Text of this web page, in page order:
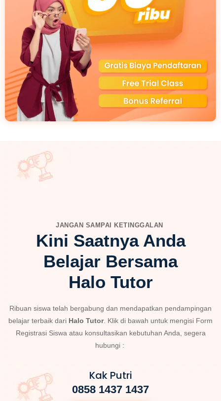
JANGAN SAMPAI KETINGGALAN
Kini Saatnya Anda
Belajar Bersama
Halo Tutor
Ribuan siswa telah bergabung dan mendapatkan pendampingan
belajar terbaik dari Halo Tutor. Klik di bawah untuk mengisi Form
Registrasi Siswa atau konsultasikan kebutuhan Anda, segera
hubungi :
Kak Putri
0858 1437 1437